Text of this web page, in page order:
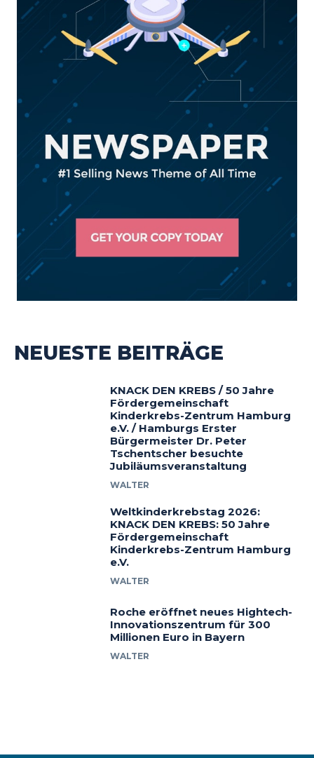
NEUESTE BEITRÄGE
KNACK DEN KREBS / 50 Jahre
Fördergemeinschaft
Kinderkrebs-Zentrum Hamburg
e.V. / Hamburgs Erster
Bürgermeister Dr. Peter
Tschentscher besuchte
Jubiläumsveranstaltung
WALTER
Weltkinderkrebstag 2026:
KNACK DEN KREBS: 50 Jahre
Fördergemeinschaft
Kinderkrebs-Zentrum Hamburg
e.V.
WALTER
Roche eröffnet neues Hightech-
Innovationszentrum für 300
Millionen Euro in Bayern
WALTER